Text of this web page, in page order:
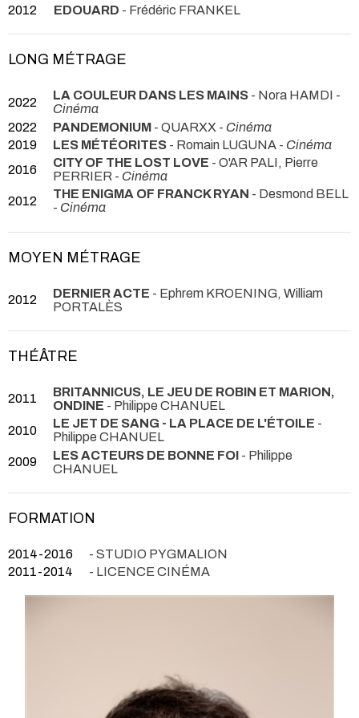
2012
EDOUARD - Frédéric FRANKEL
LONG MÉTRAGE
2022 LA COULEUR DANS LES MAINS - Nora HAMDI -
Cinéma
2022
PANDEMONIUM - QUARXX - Cinéma
2019
LES MÉTÉORITES - Romain LUGUNA - Cinéma
2016
CITY OF THE LOST LOVE - O'AR PALI, Pierre
PERRIER - Cinéma
2012
THE ENIGMA OF FRANCK RYAN - Desmond BELL
- Cinéma
MOYEN MÉTRAGE
2012 DERNIER ACTE - Ephrem KROENING, William
PORTALÈS
THÉÂTRE
2011
BRITANNICUS, LE JEU DE ROBIN ET MARION,
ONDINE - Philippe CHANUEL
2010
LE JET DE SANG - LA PLACE DE L'ÉTOILE -
Philippe CHANUEL
2009
LES ACTEURS DE BONNE FOI - Philippe
CHANUEL
FORMATION
2014-2016
- STUDIO PYGMALION
2011-2014
- LICENCE CINÉMA